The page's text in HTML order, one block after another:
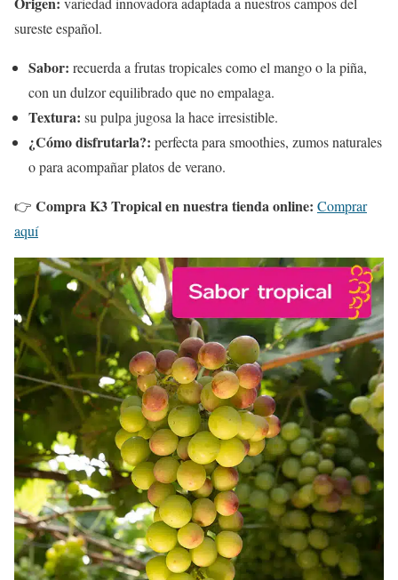
sureste español.
Sabor: recuerda a frutas tropicales como el mango o la piña,
con un dulzor equilibrado que no empalaga.
Textura: su pulpa jugosa la hace irresistible.
¿Cómo disfrutarla?: perfecta para smoothies, zumos naturales
o para acompañar platos de verano.
👉 Compra K3 Tropical en nuestra tienda online: Comprar
aquí